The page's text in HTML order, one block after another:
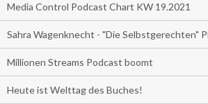
Media Control Podcast Chart KW 19.2021
Sahra Wagenknecht - "Die Selbstgerechten"
Millionen Streams Podcast boomt
Heute ist Welttag des Buches!